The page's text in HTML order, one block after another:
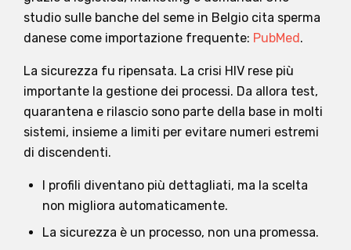
studio sulle banche del seme in Belgio cita sperma
danese come importazione frequente: PubMed.
La sicurezza fu ripensata. La crisi HIV rese più
importante la gestione dei processi. Da allora test,
quarantena e rilascio sono parte della base in molti
sistemi, insieme a limiti per evitare numeri estremi
di discendenti.
I profili diventano più dettagliati, ma la scelta
non migliora automaticamente.
La sicurezza è un processo, non una promessa.